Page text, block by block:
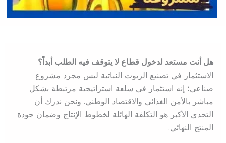
هل أنت مستعد لدخول قطاع لا يتوقف فيه الطلب أبداً؟
الاستثمار في تصنيع الزيوت النباتية ليس مجرد مشروع
صناعي؛ إنه استثمار في سلعة استراتيجية مرتبطة بشكل
مباشر بالأمن الغذائي والاقتصاد الوطني. ونحن ندرك أن
التحدي الأكبر هو التكلفة الهائلة لخطوط الإنتاج وضمان جودة
المنتج النهائي.